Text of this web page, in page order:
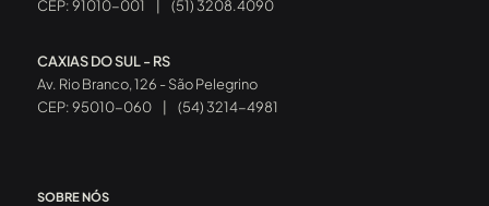
CEP: 91010-001
(51) 3208.4090
CAXIAS DO SUL - RS
Av. Rio Branco, 126 - São Pelegrino
CEP: 95010-060
(54) 3214-4981
SOBRE NÓS